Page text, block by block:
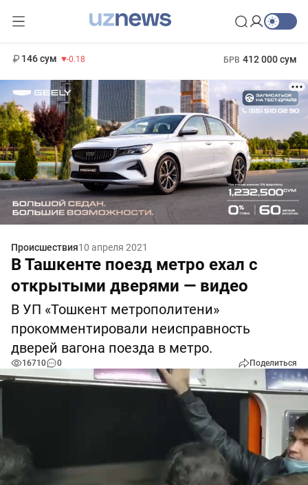
146 сум -0.18 БРВ 412 000 сум
Происшествия10 апреля 2021
В Ташкенте поезд метро ехал с
открытыми дверями — видео
В УП «Тошкент метрополитени»
прокомментировали неисправность
дверей вагона поезда в метро.
16710 0 Поделиться